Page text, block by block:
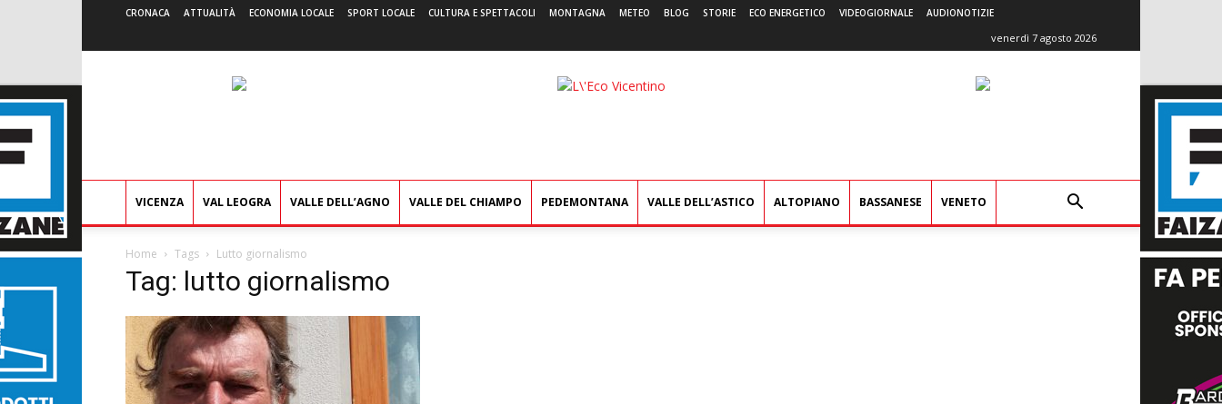
CRONACA ATTUALITÀ ECONOMIA LOCALE SPORT LOCALE CULTURA E SPETTACOLI MONTAGNA METEO BLOG STORIE ECO ENERGETICO VIDEOGIORNALE AUDIONOTIZIE
venerdì 7 agosto 2026
L'Eco
VICENZA VAL LEOGRA VALLE DELL’AGNO VALLE DEL CHIAMPO PEDEMONTANA VALLE DELL’ASTICO ALTOPIANO BASSANESE VENETO
Home Tags Lutto giornalismo
Tag: lutto giornalismo